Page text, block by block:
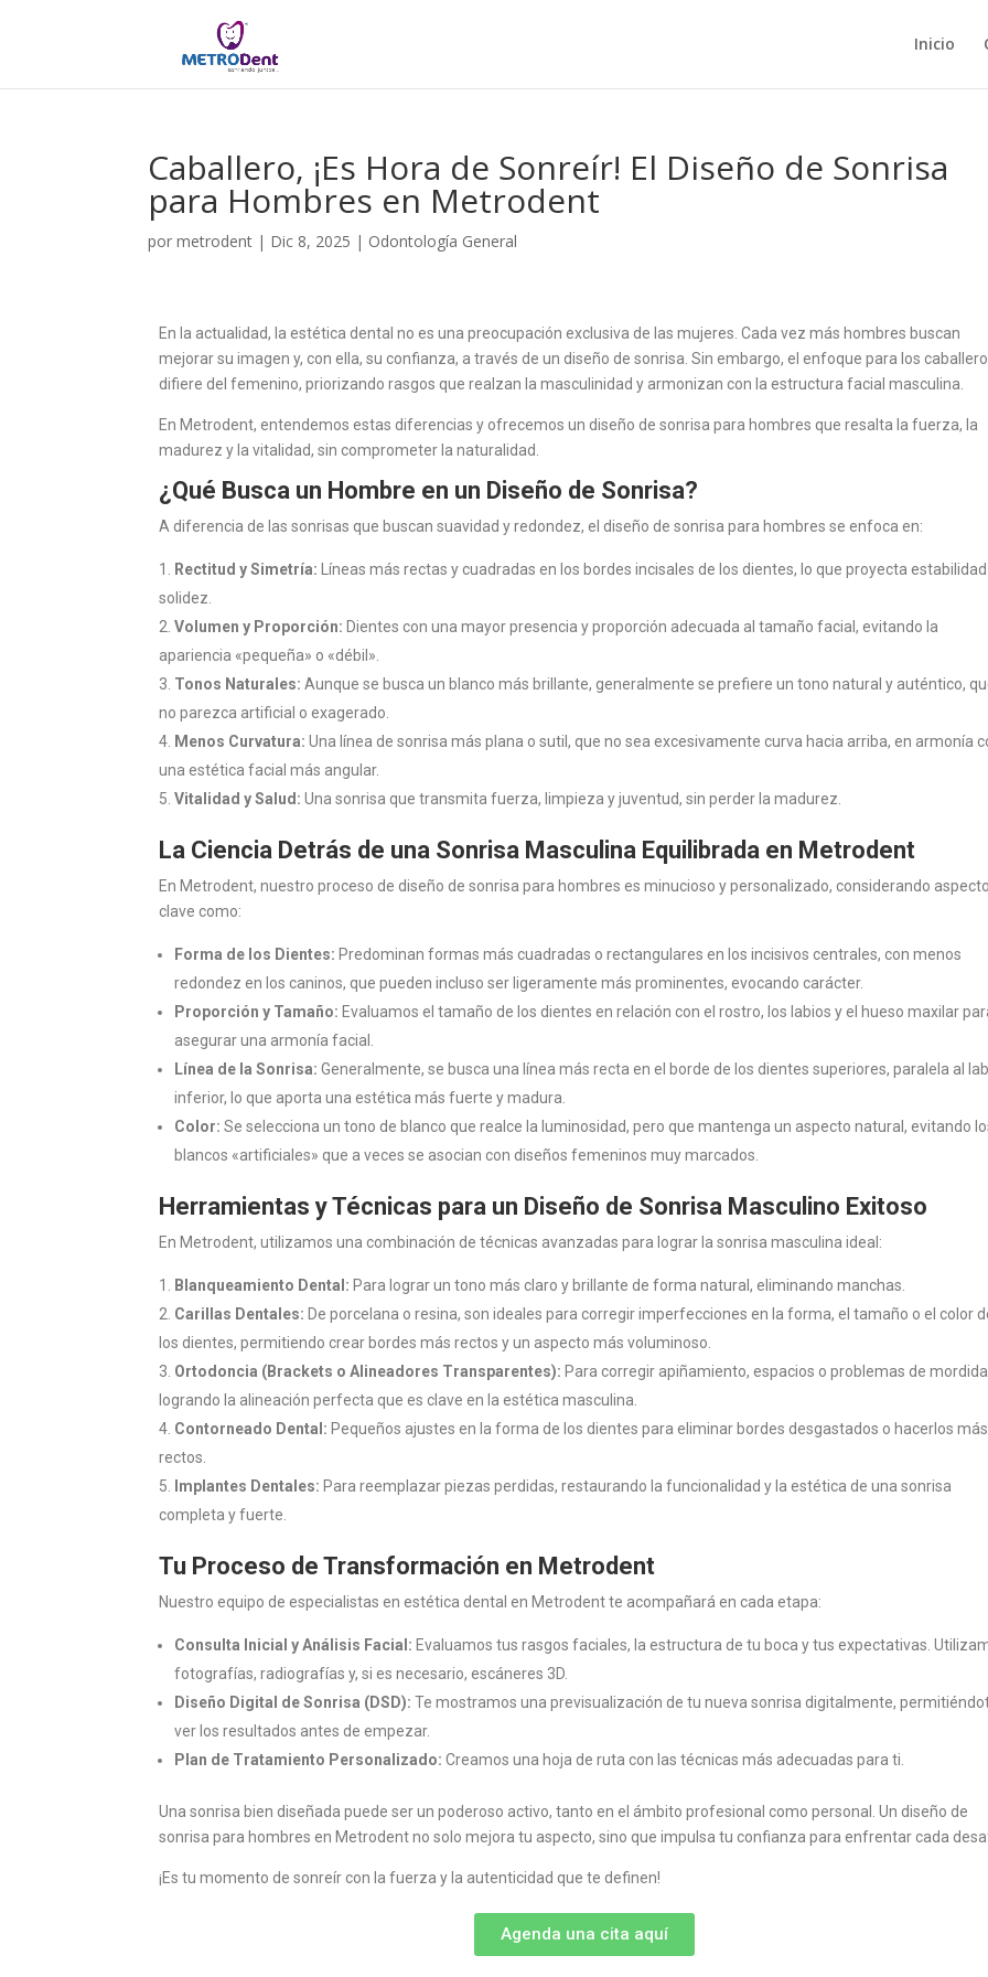
Inicio
Caballero, ¡Es Hora de Sonreír! El Diseño de Sonrisa
para Hombres en Metrodent
pormetrodent | Dic 8, 2025 | Odontología General
En la actualidad, la estética dental no es una preocupación exclusiva de las mujeres. Cada vez más hombres buscan
mejorar su imagen y, con ella, su confianza, a través de un diseño de sonrisa. Sin embargo, el enfoque para los
difiere del femenino, priorizando rasgos que realzan la masculinidad y armonizan con la estructura facial masculina.
En Metrodent, entendemos estas diferencias y ofrecemos un diseño de sonrisa para hombres que resalta la fuerza, la
madurez y la vitalidad, sin comprometer la naturalidad.
¿Qué Busca un Hombre en un Diseño de Sonrisa?
A diferencia de las sonrisas que buscan suavidad y redondez, el diseño de sonrisa para hombres se enfoca en:
Rectitud y Simetría: Líneas más rectas y cuadradas en los bordes incisales de los dientes, lo que proyecta
solidez.
Volumen y Proporción: Dientes con una mayor presencia y proporción adecuada al tamaño facial, evitando la
apariencia «pequeña» o «débil».
Tonos Naturales: Aunque se busca un blanco más brillante, generalmente se prefiere un tono natural y auténtico,
no parezca artificial o exagerado.
Menos Curvatura: Una línea de sonrisa más plana o sutil, que no sea excesivamente curva hacia arriba, en armonía
una estética facial más angular.
Vitalidad y Salud: Una sonrisa que transmita fuerza, limpieza y juventud, sin perder la madurez.
La Ciencia Detrás de una Sonrisa Masculina Equilibrada en Metrodent
En Metrodent, nuestro proceso de diseño de sonrisa para hombres es minucioso y personalizado, considerando
clave como:
Forma de los Dientes: Predominan formas más cuadradas o rectangulares en los incisivos centrales, con menos
redondez en los caninos, que pueden incluso ser ligeramente más prominentes, evocando carácter.
Proporción y Tamaño: Evaluamos el tamaño de los dientes en relación con el rostro, los labios y el hueso maxilar
asegurar una armonía facial.
Línea de la Sonrisa: Generalmente, se busca una línea más recta en el borde de los dientes superiores, paralela al
inferior, lo que aporta una estética más fuerte y madura.
Color: Se selecciona un tono de blanco que realce la luminosidad, pero que mantenga un aspecto natural, evitando
blancos «artificiales» que a veces se asocian con diseños femeninos muy marcados.
Herramientas y Técnicas para un Diseño de Sonrisa Masculino Exitoso
En Metrodent, utilizamos una combinación de técnicas avanzadas para lograr la sonrisa masculina ideal:
Blanqueamiento Dental: Para lograr un tono más claro y brillante de forma natural, eliminando manchas.
Carillas Dentales: De porcelana o resina, son ideales para corregir imperfecciones en la forma, el tamaño o el color
los dientes, permitiendo crear bordes más rectos y un aspecto más voluminoso.
Ortodoncia (Brackets o Alineadores Transparentes): Para corregir apiñamiento, espacios o problemas de
logrando la alineación perfecta que es clave en la estética masculina.
Contorneado Dental: Pequeños ajustes en la forma de los dientes para eliminar bordes desgastados o hacerlos más
rectos.
Implantes Dentales: Para reemplazar piezas perdidas, restaurando la funcionalidad y la estética de una sonrisa
completa y fuerte.
Tu Proceso de Transformación en Metrodent
Nuestro equipo de especialistas en estética dental en Metrodent te acompañará en cada etapa:
Consulta Inicial y Análisis Facial: Evaluamos tus rasgos faciales, la estructura de tu boca y tus expectativas.
fotografías, radiografías y, si es necesario, escáneres 3D.
Diseño Digital de Sonrisa (DSD): Te mostramos una previsualización de tu nueva sonrisa digitalmente,
ver los resultados antes de empezar.
Plan de Tratamiento Personalizado: Creamos una hoja de ruta con las técnicas más adecuadas para ti.
Una sonrisa bien diseñada puede ser un poderoso activo, tanto en el ámbito profesional como personal. Un diseño de
sonrisa para hombres en Metrodent no solo mejora tu aspecto, sino que impulsa tu confianza para enfrentar cada
¡Es tu momento de sonreír con la fuerza y la autenticidad que te definen!
Agenda una cita aquí